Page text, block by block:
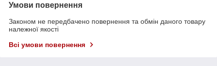
Умови повернення
Законом не передбачено повернення та обмін даного товару
належної якості
Всі умови повернення